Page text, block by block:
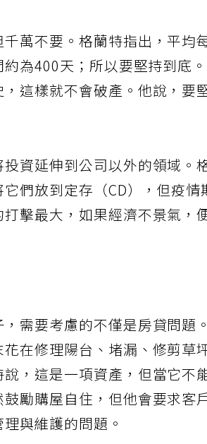
萬不要。格蘭特指出，平均
為400天；所以要堅持到底
這樣就不會破產。他說，要
資延伸到公司以外的領域。
們放到定存（CD），但疫情
擊最大，如果經濟不景氣，
需要考慮的不僅是房貸問題
在修理陽台、堵漏、修剪草
，這是一項資產，但當它不
勵購屋自住，但他會要求客
與維護的問題。